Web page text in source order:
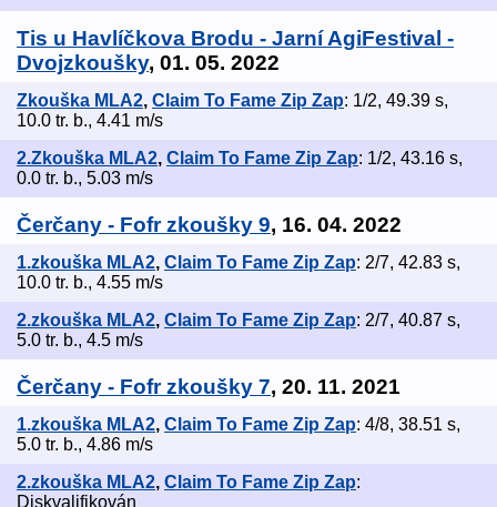
Tis u Havlíčkova Brodu - Jarní AgiFestival -
Dvojzkoušky, 01. 05. 2022
Zkouška MLA2, Claim To Fame Zip Zap: 1/2, 49.39 s,
10.0 tr. b., 4.41 m/s
2.Zkouška MLA2, Claim To Fame Zip Zap: 1/2, 43.16 s,
0.0 tr. b., 5.03 m/s
Čerčany - Fofr zkoušky 9, 16. 04. 2022
1.zkouška MLA2, Claim To Fame Zip Zap: 2/7, 42.83 s,
10.0 tr. b., 4.55 m/s
2.zkouška MLA2, Claim To Fame Zip Zap: 2/7, 40.87 s,
5.0 tr. b., 4.5 m/s
Čerčany - Fofr zkoušky 7, 20. 11. 2021
1.zkouška MLA2, Claim To Fame Zip Zap: 4/8, 38.51 s,
5.0 tr. b., 4.86 m/s
2.zkouška MLA2, Claim To Fame Zip Zap:
Diskvalifikován